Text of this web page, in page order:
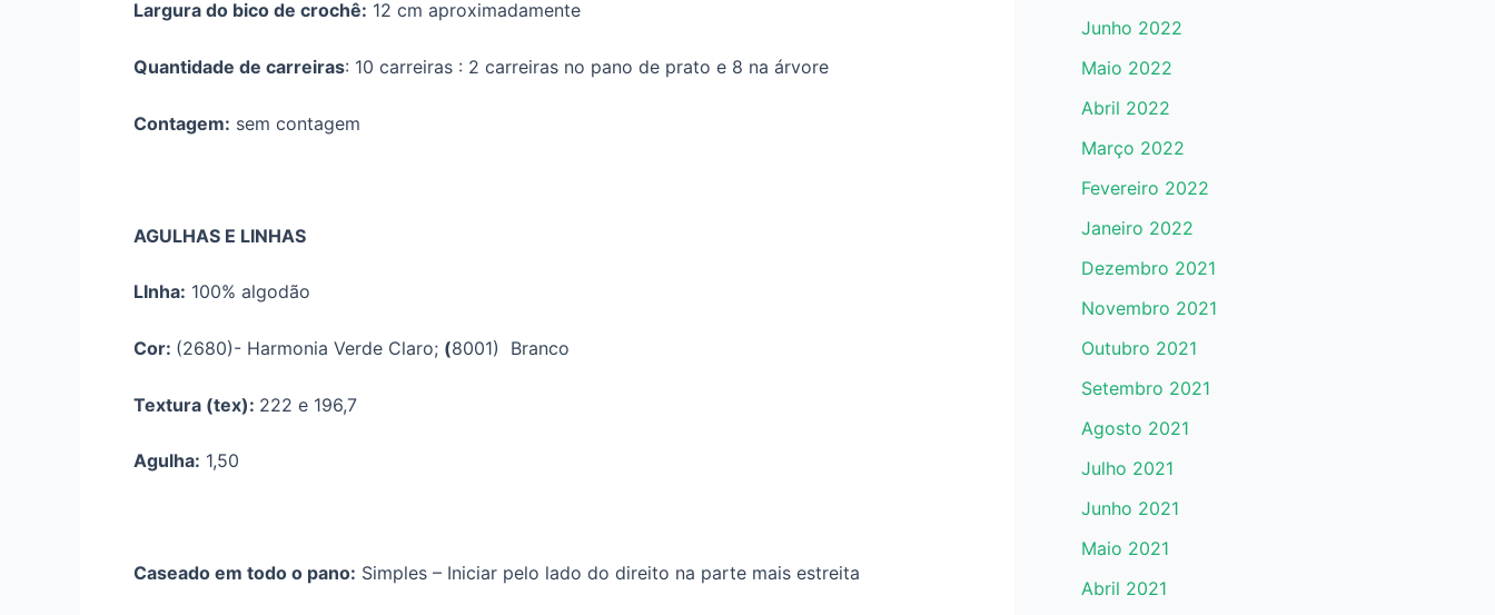
Largura do bico de crochê: 12 cm aproximadamente
Quantidade de carreiras: 10 carreiras : 2 carreiras no pano de prato e 8 na árvore
Contagem: sem contagem
AGULHAS E LINHAS
LInha: 100% algodão
Cor: (2680)- Harmonia Verde Claro; (8001) Branco
Textura (tex): 222 e 196,7
Agulha: 1,50
Caseado em todo o pano: Simples – Iniciar pelo lado do direito na parte mais estreita
Junho 2022
Maio 2022
Abril 2022
Março 2022
Fevereiro 2022
Janeiro 2022
Dezembro 2021
Novembro 2021
Outubro 2021
Setembro 2021
Agosto 2021
Julho 2021
Junho 2021
Maio 2021
Abril 2021